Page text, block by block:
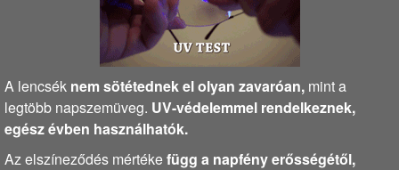
A lencsék nem sötétednek el olyan zavaróan, mint a
legtöbb napszemüveg. UV-védelemmel rendelkeznek,
egész évben használhatók.
Az elszíneződés mértékefügg a napfény erősségétől,